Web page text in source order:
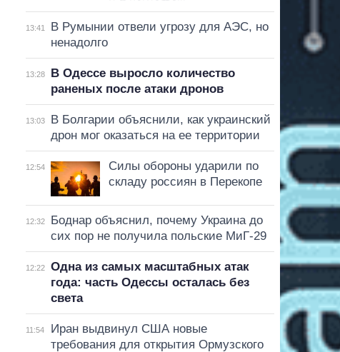
13:41
В Румынии отвели угрозу для АЭС, но
ненадолго
13:28
В Одессе выросло количество
раненых после атаки дронов
13:03
В Болгарии объяснили, как украинский
дрон мог оказаться на ее территории
12:54
Силы обороны ударили по
складу россиян в Перекопе
12:32
Боднар объяснил, почему Украина до
сих пор не получила польские МиГ-29
12:22
Одна из самых масштабных атак
года: часть Одессы осталась без
света
11:54
Иран выдвинул США новые
требования для открытия Ормузского